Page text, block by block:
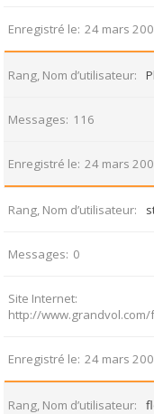
Enregistré le 24 mars
Rang, Nom d’utilisateur
Messages 116
Enregistré le 24 mars
Rang, Nom d’utilisateur
Messages 0
Site Internet
http://
Enregistré le 24 mars
Rang, Nom d’utilisateur